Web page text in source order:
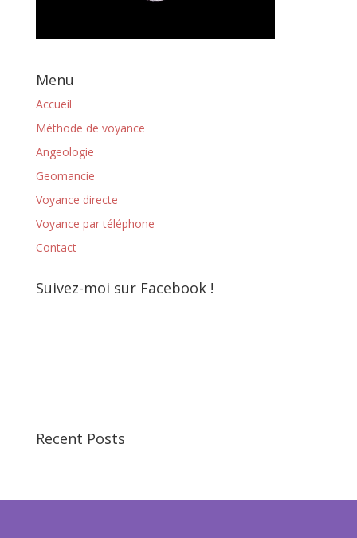
Menu
Accueil
Méthode de voyance
Angeologie
Geomancie
Voyance directe
Voyance par téléphone
Contact
Suivez-moi sur Facebook !
Recent Posts